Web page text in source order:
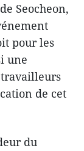
Seocheon,
pour les
une
de cet
​du